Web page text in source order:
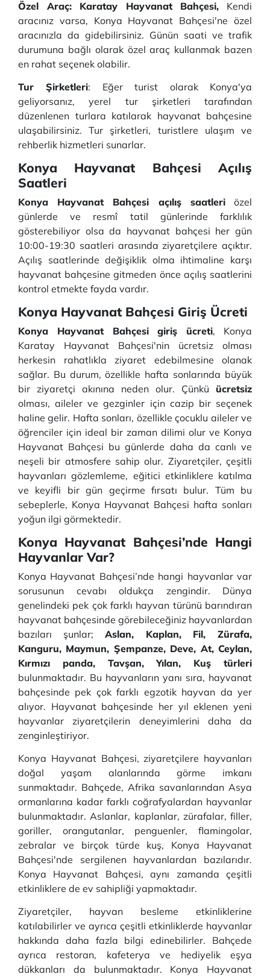
Özel Araç: Karatay Hayvanat Bahçesi, Kendi
aracınız varsa, Konya Hayvanat Bahçesi'ne özel
aracınızla da gidebilirsiniz. Günün saati ve trafik
durumuna bağlı olarak özel araç kullanmak bazen
en rahat seçenek olabilir.
Tur Şirketleri: Eğer turist olarak Konya'ya
geliyorsanız, yerel tur şirketleri tarafından
düzenlenen turlara katılarak hayvanat bahçesine
ulaşabilirsiniz. Tur şirketleri, turistlere ulaşım ve
rehberlik hizmetleri sunarlar.
Konya Hayvanat Bahçesi Açılış
Saatleri
Konya Hayvanat Bahçesi açılış saatleriözel
günlerde ve resmî tatil günlerinde farklılık
gösterebiliyor olsa da hayvanat bahçesi her gün
10:00-19:30 saatleri arasında ziyaretçilere açıktır.
Açılış saatlerinde değişiklik olma ihtimaline karşı
hayvanat bahçesine gitmeden önce açılış saatlerini
kontrol etmekte fayda vardır.
Konya Hayvanat Bahçesi Giriş Ücreti
Konya Hayvanat Bahçesi giriş ücreti, Konya
Karatay Hayvanat Bahçesi'nin ücretsiz olması
herkesin rahatlıkla ziyaret edebilmesine olanak
sağlar. Bu durum, özellikle hafta sonlarında büyük
bir ziyaretçi akınına neden olur. Çünkü ücretsiz
olması, aileler ve gezginler için cazip bir seçenek
haline gelir. Hafta sonları, özellikle çocuklu aileler ve
öğrenciler için ideal bir zaman dilimi olur ve Konya
Hayvanat Bahçesi bu günlerde daha da canlı ve
neşeli bir atmosfere sahip olur. Ziyaretçiler, çeşitli
hayvanları gözlemleme, eğitici etkinliklere katılma
ve keyifli bir gün geçirme fırsatı bulur. Tüm bu
sebeplerle, Konya Hayvanat Bahçesi hafta sonları
yoğun ilgi görmektedir.
Konya Hayvanat Bahçesi’nde Hangi
Hayvanlar Var?
Konya Hayvanat Bahçesi’nde hangi hayvanlar var
sorusunun cevabı oldukça zengindir. Dünya
genelindeki pek çok farklı hayvan türünü barındıran
hayvanat bahçesinde görebileceğiniz hayvanlardan
bazıları şunlar; Aslan, Kaplan, Fil, Zürafa,
Kanguru, Maymun, Şempanze, Deve, At, Ceylan,
Kırmızı panda, Tavşan, Yılan, Kuş türleri
bulunmaktadır. Bu hayvanların yanı sıra, hayvanat
bahçesinde pek çok farklı egzotik hayvan da yer
alıyor. Hayvanat bahçesinde her yıl eklenen yeni
hayvanlar ziyaretçilerin deneyimlerini daha da
zenginleştiriyor.
Konya Hayvanat Bahçesi, ziyaretçilere hayvanları
doğal yaşam alanlarında görme imkanı
sunmaktadır. Bahçede, Afrika savanlarından Asya
ormanlarına kadar farklı coğrafyalardan hayvanlar
bulunmaktadır. Aslanlar, kaplanlar, zürafalar, filler,
goriller, orangutanlar, penguenler, flamingolar,
zebralar ve birçok türde kuş, Konya Hayvanat
Bahçesi'nde sergilenen hayvanlardan bazılarıdır.
Konya Hayvanat Bahçesi, aynı zamanda çeşitli
etkinliklere de ev sahipliği yapmaktadır.
Ziyaretçiler, hayvan besleme etkinliklerine
katılabilirler ve ayrıca çeşitli etkinliklerde hayvanlar
hakkında daha fazla bilgi edinebilirler. Bahçede
ayrıca restoran, kafeterya ve hediyelik eşya
dükkanları da bulunmaktadır. Konya Hayvanat